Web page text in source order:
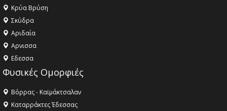
Κρύα Βρύση
Σκύδρα
Αριδαία
Aρνισσα
Eδεσσα
Φυσικές Ομορφιές
Βόρρας - Καϊμάκτσαλαν
Καταρράκτες Έδεσσας